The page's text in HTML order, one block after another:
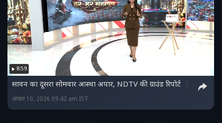
8:59
सावन का दूसरा सोमवार आस्था अपार, NDTV की ग्राउंड रिपोर्ट
अगस्त 10, 2026 09:42 am IST